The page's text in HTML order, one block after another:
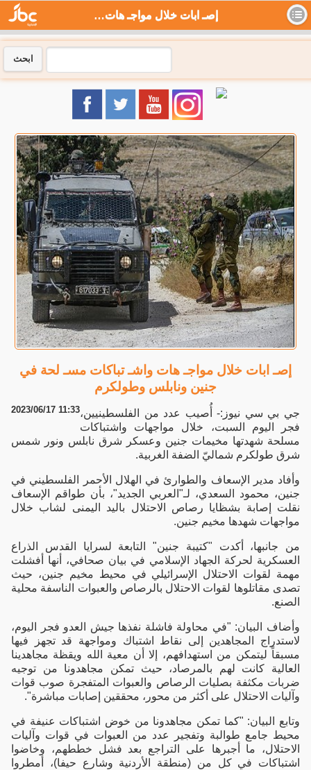
إصـ ابات خلال مواجـ هات واشـ تباكات مسـ لحة في جنين ونابلس وطولكرم - جي بي سي نيوز
ابحث
إصـ ابات خلال مواجـ هات واشـ تباكات مسـ لحة في
جنين ونابلس وطولكرم
2023/06/17 11:33جي بي سي نيوز:- أُصيب عدد من الفلسطينيين،
فجر اليوم السبت، خلال مواجهات واشتباكات
مسلحة شهدتها مخيمات جنين وعسكر شرق نابلس ونور شمس
شرق طولكرم شماليّ الضفة الغربية.
وأفاد مدير الإسعاف والطوارئ في الهلال الأحمر الفلسطيني في
جنين، محمود السعدي، لـ"العربي الجديد"، بأن طواقم الإسعاف
نقلت إصابة بشظايا رصاص الاحتلال باليد اليمنى لشاب خلال
مواجهات شهدها مخيم جنين.
من جانبها، أكدت "كتيبة جنين" التابعة لسرايا القدس الذراع
العسكرية لحركة الجهاد الإسلامي في بيان صحافي، أنها أفشلت
مهمة لقوات الاحتلال الإسرائيلي في محيط مخيم جنين، حيث
تصدى مقاتلوها لقوات الاحتلال بالرصاص والعبوات الناسفة محلية
الصنع.
وأضاف البيان: "في محاولة فاشلة نفذها جيش العدو فجر اليوم،
لاستدراج المجاهدين إلى نقاط اشتباك ومواجهة قد تجهز فيها
مسبقاً ليتمكن من استهدافهم، إلا أن معية الله ويقظة مجاهدينا
العالية كانت لهم بالمرصاد، حيث تمكن مجاهدونا من توجيه
ضربات مكثفة بصليات الرصاص والعبوات المتفجرة صوب قوات
وآليات الاحتلال على أكثر من محور، محققين إصابات مباشرة".
وتابع البيان: "كما تمكن مجاهدونا من خوض اشتباكات عنيفة في
محيط جامع طوالبة وتفجير عدد من العبوات في قوات وآليات
الاحتلال، ما أجبرها على التراجع بعد فشل خططهم، وخاضوا
اشتباكات في كل من (منطقة الأردنية وشارع حيفا)، أمطروا